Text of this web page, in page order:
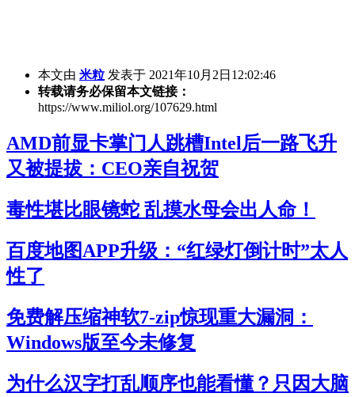
本文由 米粒 发表于 2021年10月2日12:02:46
转载请务必保留本文链接：
https://www.miliol.org/107629.html
AMD前显卡掌门人跳槽Intel后一路飞升
又被提拔：CEO亲自祝贺
毒性堪比眼镜蛇 乱摸水母会出人命！
百度地图APP升级：“红绿灯倒计时”太人
性了
免费解压缩神软7-zip惊现重大漏洞：
Windows版至今未修复
为什么汉字打乱顺序也能看懂？只因大脑